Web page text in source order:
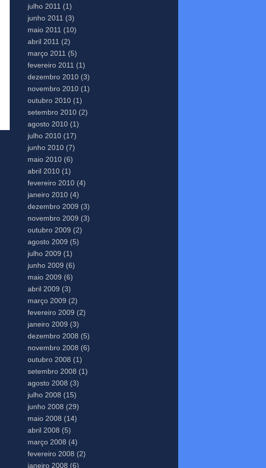
julho 2011 (1)
junho 2011 (3)
maio 2011 (10)
abril 2011 (2)
março 2011 (5)
fevereiro 2011 (1)
dezembro 2010 (3)
novembro 2010 (1)
outubro 2010 (1)
setembro 2010 (2)
agosto 2010 (1)
julho 2010 (17)
junho 2010 (7)
maio 2010 (6)
abril 2010 (1)
fevereiro 2010 (4)
janeiro 2010 (4)
dezembro 2009 (3)
novembro 2009 (3)
outubro 2009 (2)
agosto 2009 (5)
julho 2009 (1)
junho 2009 (6)
maio 2009 (6)
abril 2009 (3)
março 2009 (2)
fevereiro 2009 (2)
janeiro 2009 (3)
dezembro 2008 (5)
novembro 2008 (6)
outubro 2008 (1)
setembro 2008 (1)
agosto 2008 (3)
julho 2008 (15)
junho 2008 (29)
maio 2008 (14)
abril 2008 (5)
março 2008 (4)
fevereiro 2008 (2)
janeiro 2008 (6)